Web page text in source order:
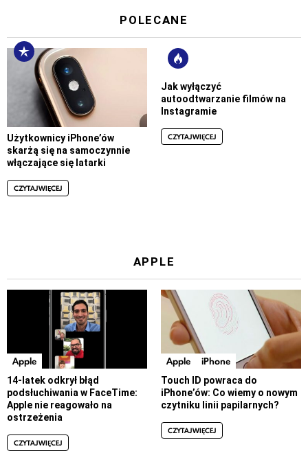
POLECANE
Użytkownicy iPhone’ów
skarżą się na samoczynnie
włączające się latarki
CZYTAJ WIĘCEJ
Jak wyłączyć
autoodtwarzanie filmów na
Instagramie
CZYTAJ WIĘCEJ
APPLE
Apple
14-latek odkrył błąd
podsłuchiwania w FaceTime:
Apple nie reagowało na
ostrzeżenia
CZYTAJ WIĘCEJ
Apple iPhone
Touch ID powraca do
iPhone’ów: Co wiemy o nowym
czytniku linii papilarnych?
CZYTAJ WIĘCEJ